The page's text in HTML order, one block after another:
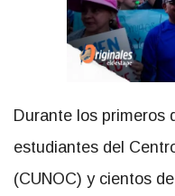
Durante los primeros
estudiantes del
(CUNOC) y cientos